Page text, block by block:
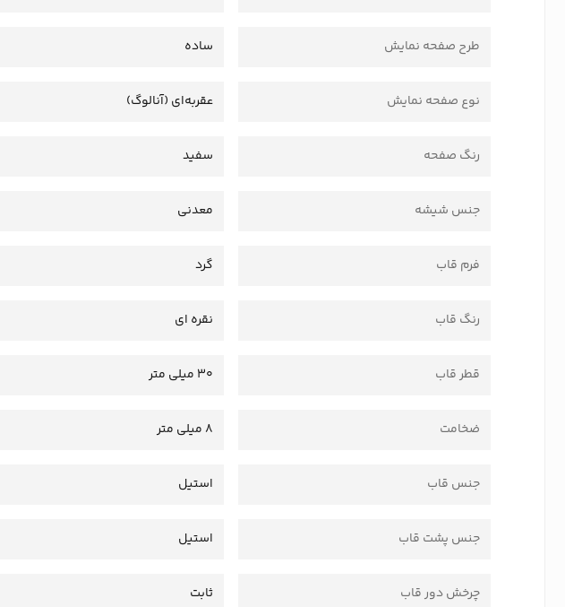
طرح صفحه نمایش ساده
نوع صفحه نمایش عقربه‌ای (آنالوگ)
رنگ صفحه سفید
جنس شیشه معدنی
فرم قاب گرد
رنگ قاب نقره ای
قطر قاب 30 میلی متر
ضخامت 8 میلی متر
جنس قاب استیل
جنس پشت قاب استیل
چرخش دور قاب ثابت